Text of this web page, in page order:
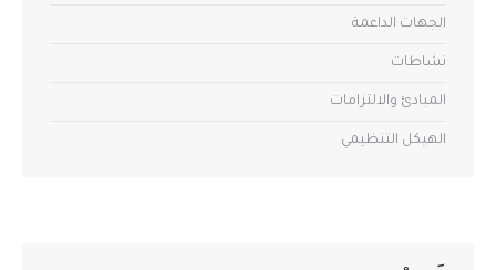
الجهات الداعمة
نشاطات
المبادئ والالتزامات
الهيكل التنظيمي